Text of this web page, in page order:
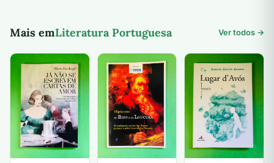
Mais emLiteratura Portuguesa Ver todos →